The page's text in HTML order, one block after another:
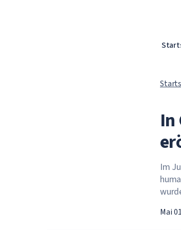
In
Im
Mai